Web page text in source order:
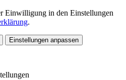
Einwilligung in den Einstellungen
.
Einstellungen anpassen